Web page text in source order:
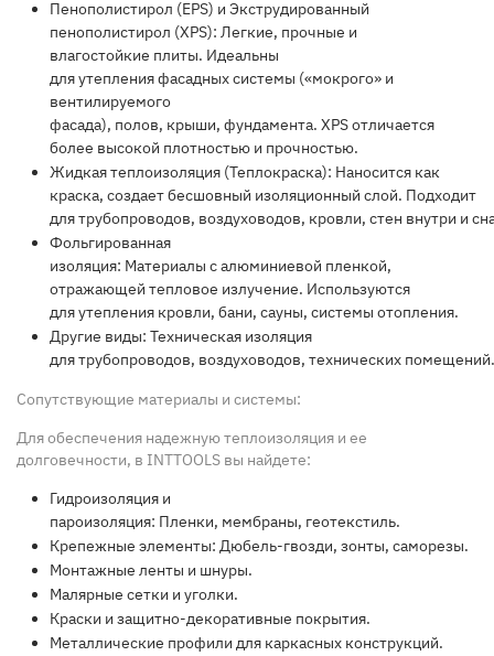
Пенополистирол (EPS) и Экструдированный
пенополистирол (XPS): Легкие, прочные и
влагостойкие плиты. Идеальны
дляутепленияфасадныхсистемы («мокрого» и
вентилируемого
фасада), полов, крыши, фундамента. XPSотличается
более высокой плотностью и прочностью.
Жидкая теплоизоляция (Теплокраска): Наносится как
краска, создает бесшовный изоляционный слой. Подходит
длятрубопроводов, воздуховодов, кровли, стен внутри и
Фольгированная
изоляция: Материалы салюминиевой пленкой,
отражающей тепловое излучение. Используются
дляутепления кровли, бани, сауны, системы отопления.
Другие виды: Техническая изоляция
длятрубопроводов, воздуховодов, технических помещений.
Сопутствующие материалы и системы:
Для обеспечения надежнуютеплоизоляция и ее
долговечности, в INTTOOLS вы найдете:
Гидроизоляция и
пароизоляция: Пленки, мембраны, геотекстиль.
Крепежные элементы: Дюбель-гвозди, зонты, саморезы.
Монтажные ленты и шнуры.
Малярные сетки и уголки.
Краски и защитно-декоративные покрытия.
Металлические профили для каркасных конструкций.